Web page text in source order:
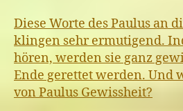
Diese Worte des Paulus an
klingen sehr ermutigend.
hören, werden sie ganz
Ende gerettet werden. Und
von Paulus Gewissheit?